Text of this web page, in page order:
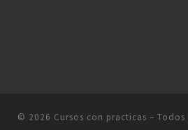
© 2026 Cursos con practicas – Todos